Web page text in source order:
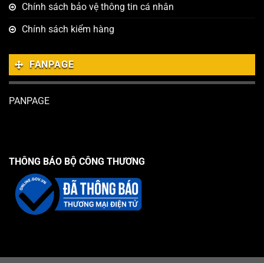
Chính sách bảo vệ thông tin cá nhân
Chính sách kiểm hàng
FANPAGE
PANPAGE
THÔNG BÁO BỘ CÔNG THƯƠNG